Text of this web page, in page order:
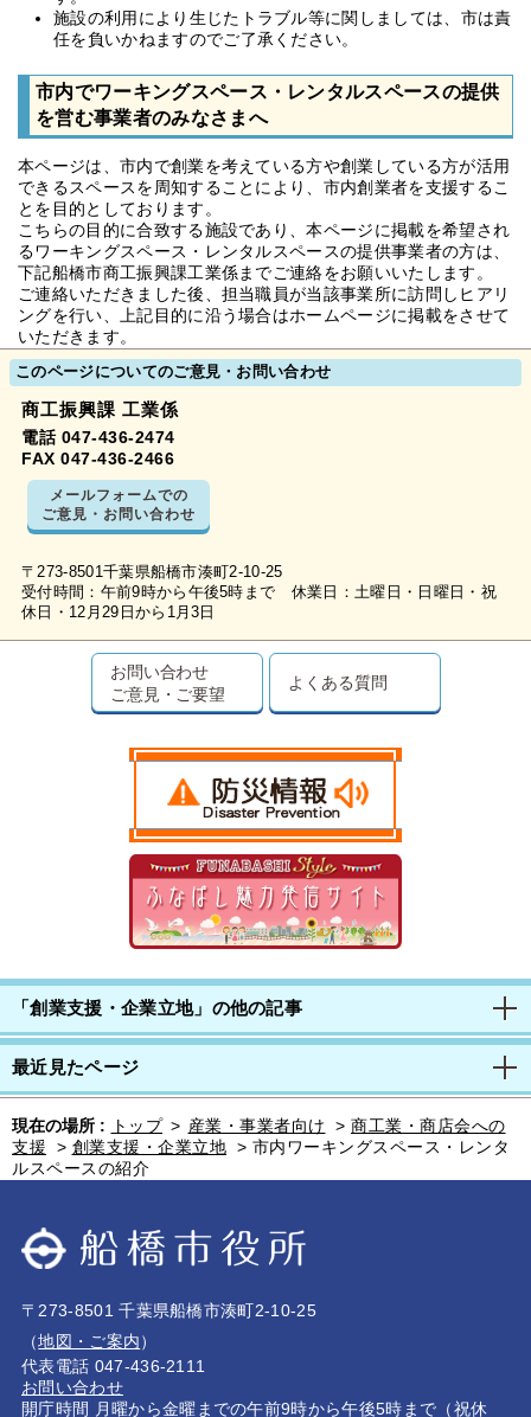
施設の利用により生じたトラブル等に関しましては、市は責
任を負いかねますのでご了承ください。
市内でワーキングスペース・レンタルスペースの提供
を営む事業者のみなさまへ
本ページは、市内で創業を考えている方や創業している方が活用
できるスペースを周知することにより、市内創業者を支援するこ
とを目的としております。
こちらの目的に合致する施設であり、本ページに掲載を希望され
るワーキングスペース・レンタルスペースの提供事業者の方は、
下記船橋市商工振興課工業係までご連絡をお願いいたします。
ご連絡いただきました後、担当職員が当該事業所に訪問しヒアリ
ングを行い、上記目的に沿う場合はホームページに掲載をさせて
いただきます。
このページについてのご意見・お問い合わせ
商工振興課 工業係
電話 047-436-2474
FAX 047-436-2466
メールフォームでの
ご意見・お問い合わせ
〒273-8501千葉県船橋市湊町2-10-25
受付時間：午前9時から午後5時まで 休業日：土曜日・日曜日・祝
休日・12月29日から1月3日
お問い合わせ
ご意見・ご要望
よくある質問
「創業支援・企業立地」の他の記事
最近見たページ
現在の場所 : トップ > 産業・事業者向け > 商工業・商店会への
支援
> 創業支援・企業立地 > 市内ワーキングスペース・レンタ
ルスペースの紹介
〒273-8501 千葉県船橋市湊町2-10-25
（地図・ご案内）
代表電話 047-436-2111
お問い合わせ
開庁時間 月曜から金曜までの午前9時から午後5時まで（祝休